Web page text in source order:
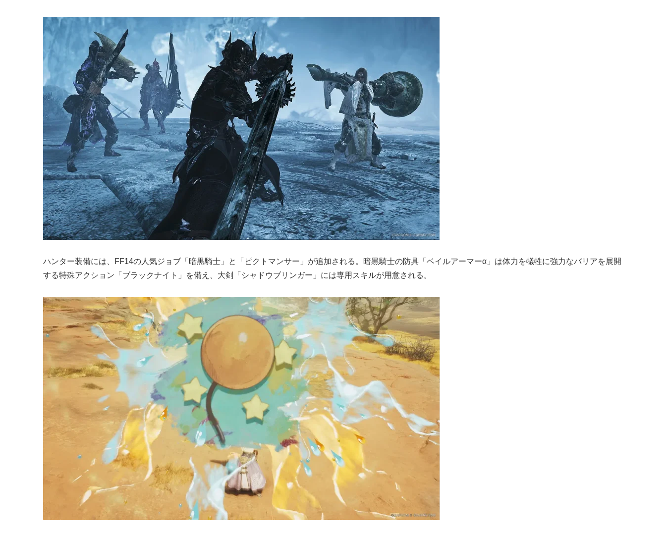
ハンター装備には、FF14の人気ジョブ「暗黒騎士」と「ピクトマンサー」が追加される。暗黒騎士の防具「ベイルアーマーα」は体力を犠牲に強力なバリアを展開
する特殊アクション「ブラックナイト」を備え、大剣「シャドウブリンガー」には専用スキルが用意される。